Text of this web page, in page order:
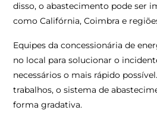
disso, o abastecimento pode ser
como Califórnia, Coimbra e
Equipes da concessionária de
no local para solucionar o
necessários o mais rápido
trabalhos, o sistema de
forma gradativa.